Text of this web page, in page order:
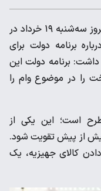
فاطمه مهاجرانی سخنگوی دولت صبح امروز سه‌شنبه ۱۹ خرداد در
برنامه دولت برای
در سال ۱۴۰۵، اظهار داشت: برنامه دولت این
پرداخت را در موضوع وام را
است؛ این یکی از
از پیش تقویت شود.
کالای جهیزیه، یک